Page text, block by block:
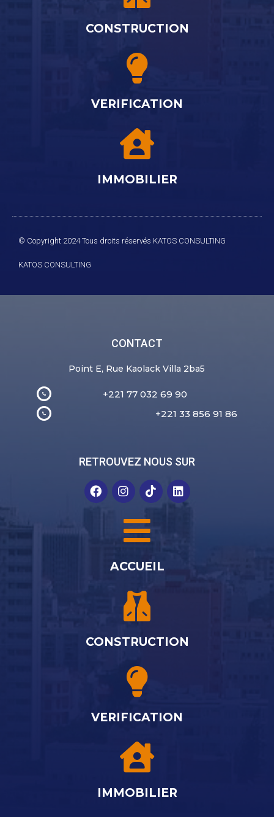
CONSTRUCTION
VERIFICATION
IMMOBILIER
© Copyright 2024 Tous droits réservés KATOS CONSULTING
KATOS CONSULTING
CONTACT
Point E, Rue Kaolack Villa 2ba5
+221 77 032 69 90
+221 33 856 91 86
RETROUVEZ NOUS SUR
ACCUEIL
CONSTRUCTION
VERIFICATION
IMMOBILIER